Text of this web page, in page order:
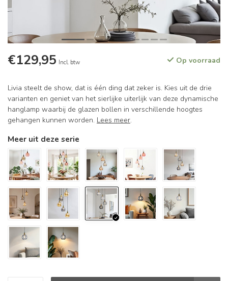
€129,95 Incl. btw Op voorraad
Livia steelt de show, dat is één ding dat zeker is. Kies uit de drie
varianten en geniet van het sierlijke uiterlijk van deze dynamische
hanglamp waarbij de glazen bollen in verschillende hoogtes
gehangen kunnen worden. Lees meer.
Meer uit deze serie